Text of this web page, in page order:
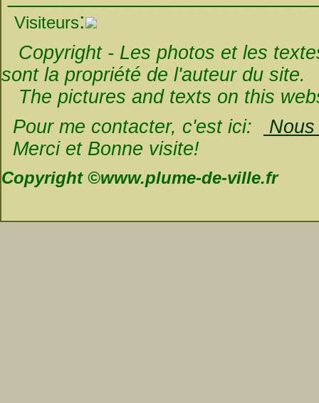
Visiteurs:
Copyright - Les photos et les
sont la propriété de l'auteur du site.
The pictures and texts on this
Pour me contacter, c'est ici:
Merci et Bonne visite!
Copyright ©www.plume-de-ville.fr